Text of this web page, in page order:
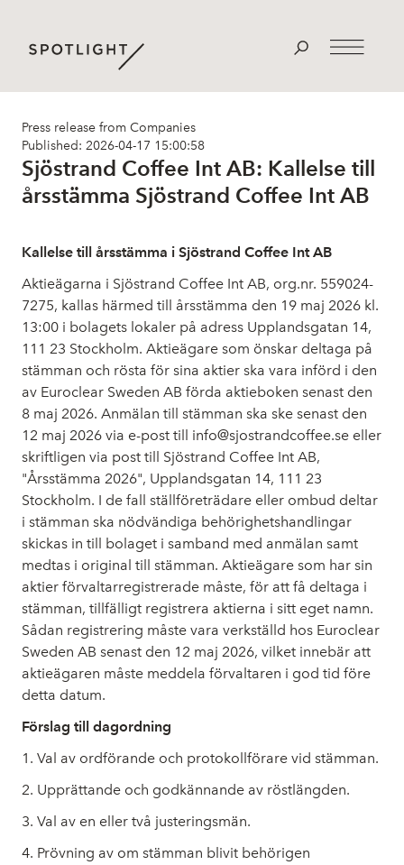
Press release from Companies
Published: 2026-04-17 15:00:58
Sjöstrand Coffee Int AB: Kallelse till
årsstämma Sjöstrand Coffee Int AB
Kallelse till årsstämma i Sjöstrand Coffee Int AB
Aktieägarna i Sjöstrand Coffee Int AB, org.nr. 559024-
7275, kallas härmed till årsstämma den 19 maj 2026 kl.
13:00 i bolagets lokaler på adress Upplandsgatan 14,
111 23 Stockholm. Aktieägare som önskar deltaga på
stämman och rösta för sina aktier ska vara införd i den
av Euroclear Sweden AB förda aktieboken senast den
8 maj 2026. Anmälan till stämman ska ske senast den
12 maj 2026 via e-post till info@sjostrandcoffee.se eller
skriftligen via post till Sjöstrand Coffee Int AB,
"Årsstämma 2026", Upplandsgatan 14, 111 23
Stockholm. I de fall ställföreträdare eller ombud deltar
i stämman ska nödvändiga behörighetshandlingar
skickas in till bolaget i samband med anmälan samt
medtas i original till stämman. Aktieägare som har sin
aktier förvaltarregistrerade måste, för att få deltaga i
stämman, tillfälligt registrera aktierna i sitt eget namn.
Sådan registrering måste vara verkställd hos Euroclear
Sweden AB senast den 12 maj 2026, vilket innebär att
aktieägaren måste meddela förvaltaren i god tid före
detta datum.
Förslag till dagordning
1. Val av ordförande och protokollförare vid stämman.
2. Upprättande och godkännande av röstlängden.
3. Val av en eller två justeringsmän.
4. Prövning av om stämman blivit behörigen